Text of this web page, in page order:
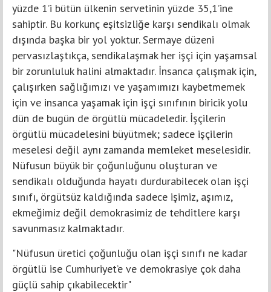
yüzde 1’i bütün ülkenin servetinin yüzde 35,1’ine
sahiptir. Bu korkunç eşitsizliğe karşı sendikalı olmak
dışında başka bir yol yoktur. Sermaye düzeni
pervasızlaştıkça, sendikalaşmak her işçi için yaşamsal
bir zorunluluk halini almaktadır. İnsanca çalışmak için,
çalışırken sağlığımızı ve yaşamımızı kaybetmemek
için ve insanca yaşamak için işçi sınıfının biricik yolu
dün de bugün de örgütlü mücadeledir. İşçilerin
örgütlü mücadelesini büyütmek; sadece işçilerin
meselesi değil aynı zamanda memleket meselesidir.
Nüfusun büyük bir çoğunluğunu oluşturan ve
sendikalı olduğunda hayatı durdurabilecek olan işçi
sınıfı, örgütsüz kaldığında sadece işimiz, aşımız,
ekmeğimiz değil demokrasimiz de tehditlere karşı
savunmasız kalmaktadır.
"Nüfusun üretici çoğunluğu olan işçi sınıfı ne kadar
örgütlü ise Cumhuriyet’e ve demokrasiye çok daha
güçlü sahip çıkabilecektir"